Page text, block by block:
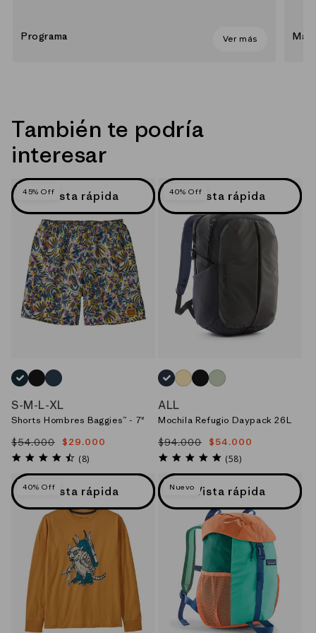
Programa Ver más
También te podría
interesar
45% OffVista rápida
AZUL_(WBTI)
NEGRO_(BOB)
AZUL_(TPBL)
S-M-L-XL
Shorts Hombres Baggies™ - 7"
Precio
habitual
$54.000
Precio
de
$29.000
4.5
(8)
40% OffVista rápida
AZUL_(SMDB)
AMARILLO_(MBYE)
NEGRO_(BLK)
VERDE_(LNGR)
ALL
Mochila Refugio Daypack 26L
Precio
habitual
$94.000
Precio
de
$54.000
4.8
(58)
40% OffVista rápida Nuevo Vista rápida